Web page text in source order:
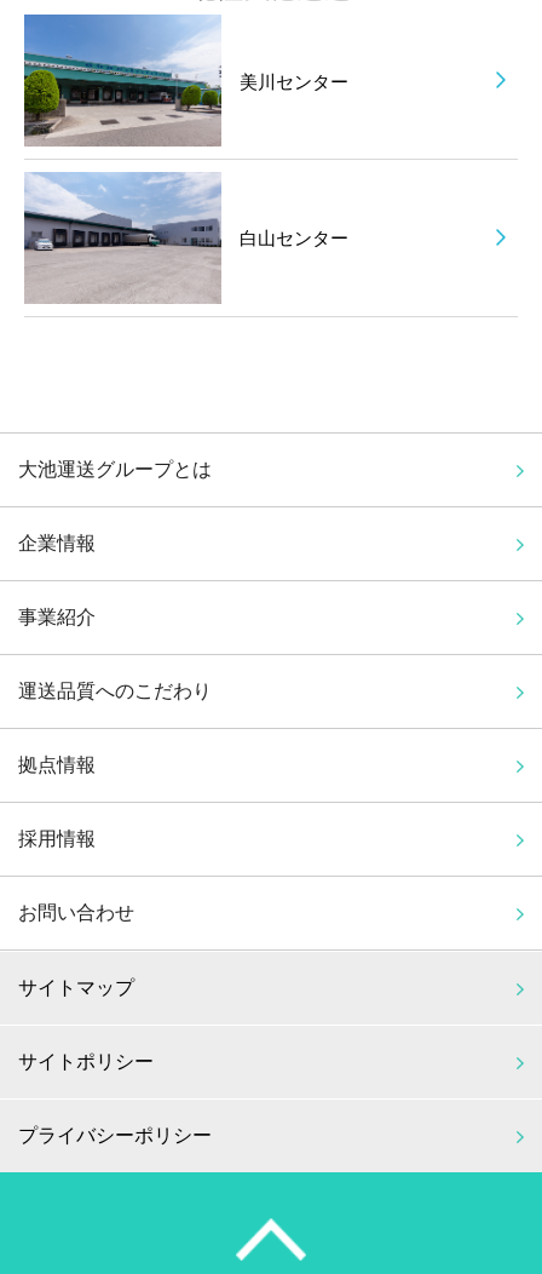
美川センター
白山センター
大池運送グループとは
企業情報
事業紹介
運送品質へのこだわり
拠点情報
採用情報
お問い合わせ
サイトマップ
サイトポリシー
プライバシーポリシー